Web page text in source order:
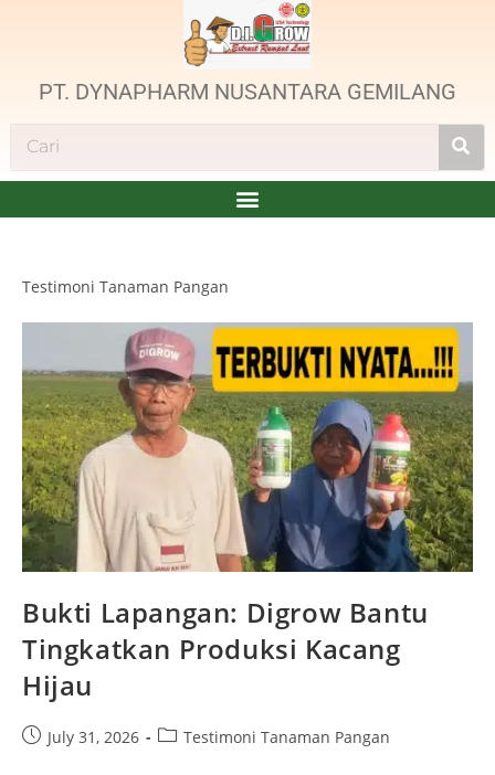
PT. DYNAPHARM NUSANTARA GEMILANG
Testimoni Tanaman Pangan
Bukti Lapangan: Digrow Bantu
Tingkatkan Produksi Kacang
Hijau
July 31, 2026 Testimoni Tanaman Pangan